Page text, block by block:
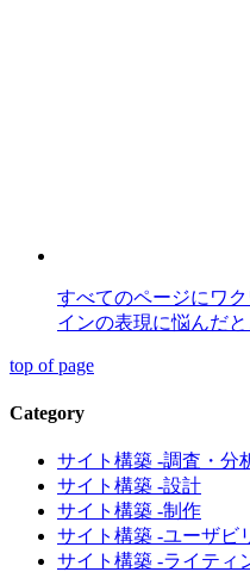
すべてのページにワ
インの表現に悩んだ
top of page
Category
サイト構築 -調査・分
サイト構築 -設計
サイト構築 -制作
サイト構築 -ユーザビ
サイト構築 -ライティ